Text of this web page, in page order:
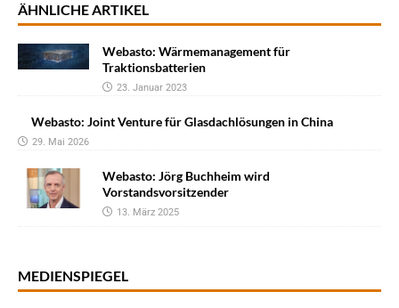
ÄHNLICHE ARTIKEL
Webasto: Wärmemanagement für
Traktionsbatterien
23. Januar 2023
Webasto: Joint Venture für Glasdachlösungen in China
29. Mai 2026
Webasto: Jörg Buchheim wird
Vorstandsvorsitzender
13. März 2025
MEDIENSPIEGEL